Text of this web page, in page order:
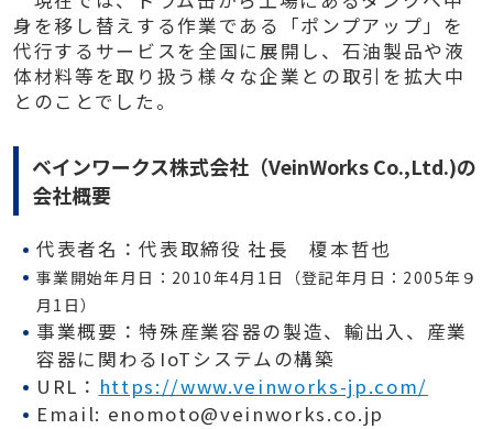
身を移し替えする作業である「ポンプアップ」を
代行するサービスを全国に展開し、石油製品や液
体材料等を取り扱う様々な企業との取引を拡大中
とのことでした。
ベインワークス株式会社（VeinWorks Co.,Ltd.)の
会社概要
代表者名：代表取締役 社長 榎本哲也
事業開始年月日：2010年4月1日（登記年月日：2005年９
月1日）
事業概要：特殊産業容器の製造、輸出入、産業
容器に関わるIoTシステムの構築
URL： https://www.veinworks-jp.com/
Email: enomoto@veinworks.co.jp